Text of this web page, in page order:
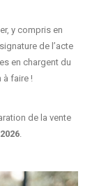
y compris en
de l’acte
en chargent du
à faire !
de la vente
.